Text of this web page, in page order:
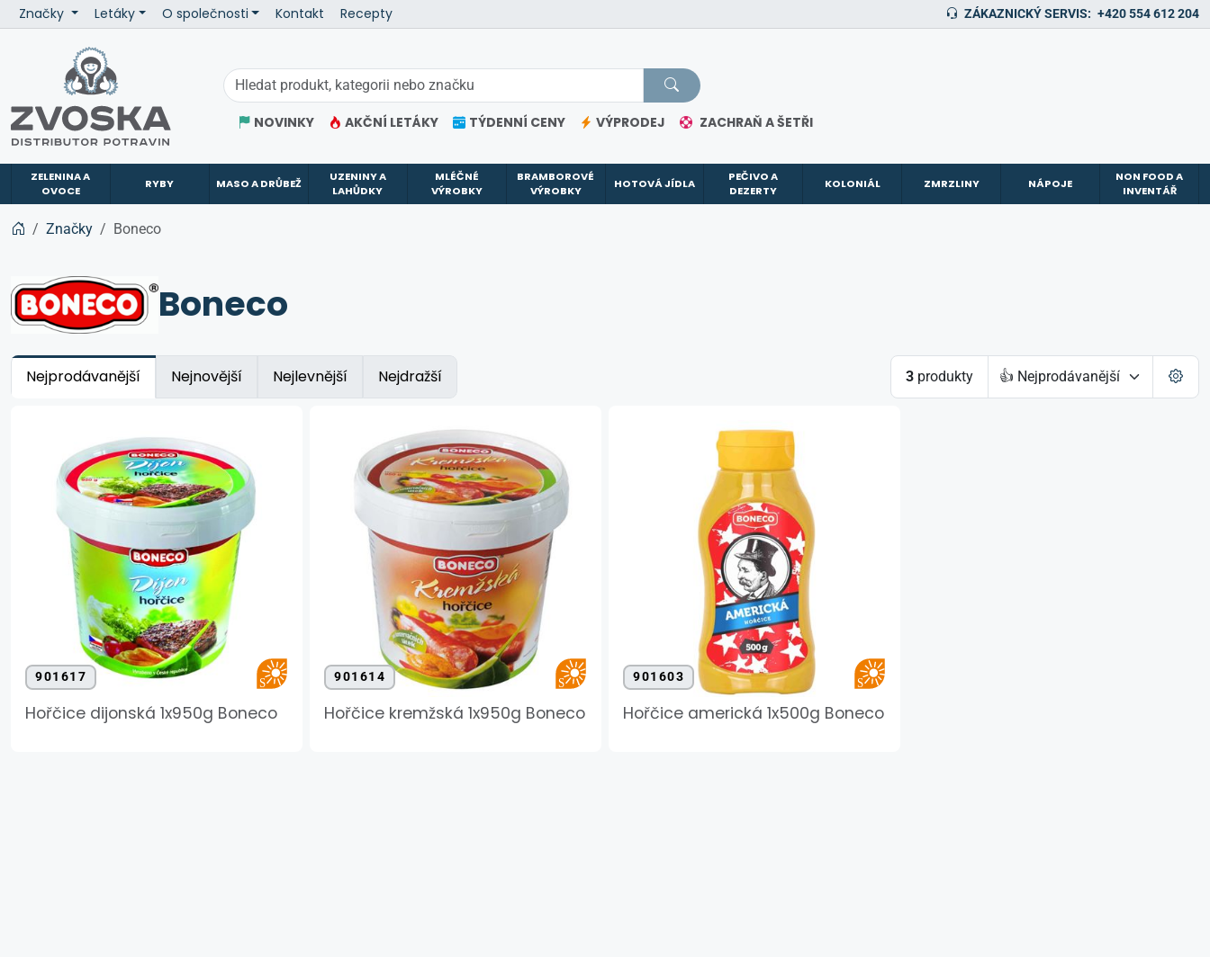
Značky Letáky O společnosti Kontakt Recepty ZÁKAZNICKÝ SERVIS: +420 554 612 204
NOVINKY AKČNÍ LETÁKY TÝDENNÍ CENY VÝPRODEJ ZACHRAŇ A ŠETŘI
ZELENINA A
OVOCE
RYBY MASO A DRŮBEŽ
UZENINY A
LAHŮDKY
MLÉČNÉ
VÝROBKY
BRAMBOROVÉ
VÝROBKY
HOTOVÁ JÍDLA
PEČIVO A
DEZERTY
KOLONIÁL ZMRZLINY NÁPOJE
NON FOOD A
INVENTÁŘ
Značky Boneco
Boneco
Nejprodávanější Nejnovější Nejlevnější Nejdražší 3 produkty
901617
Hořčice dijonská 1x950g Boneco
901614
Hořčice kremžská 1x950g Boneco
901603
Hořčice americká 1x500g Boneco